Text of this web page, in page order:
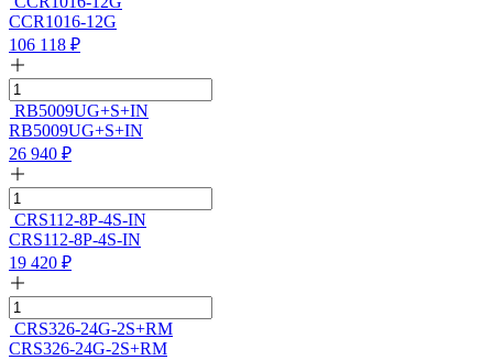
CCR1016-12G
106 118 ₽
RB5009UG+S+IN
RB5009UG+S+IN
26 940 ₽
CRS112-8P-4S-IN
CRS112-8P-4S-IN
19 420 ₽
CRS326-24G-2S+RM
CRS326-24G-2S+RM